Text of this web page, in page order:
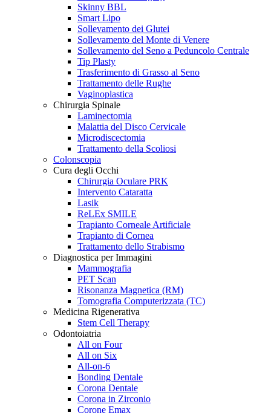
Skinny BBL
Smart Lipo
Sollevamento dei Glutei
Sollevamento del Monte di Venere
Sollevamento del Seno a Peduncolo Centrale
Tip Plasty
Trasferimento di Grasso al Seno
Trattamento delle Rughe
Vaginoplastica
Chirurgia Spinale
Laminectomia
Malattia del Disco Cervicale
Microdiscectomia
Trattamento della Scoliosi
Colonscopia
Cura degli Occhi
Chirurgia Oculare PRK
Intervento Cataratta
Lasik
ReLEx SMILE
Trapianto Corneale Artificiale
Trapianto di Cornea
Trattamento dello Strabismo
Diagnostica per Immagini
Mammografia
PET Scan
Risonanza Magnetica (RM)
Tomografia Computerizzata (TC)
Medicina Rigenerativa
Stem Cell Therapy
Odontoiatria
All on Four
All on Six
All-on-6
Bonding Dentale
Corona Dentale
Corona in Zirconio
Corone Emax